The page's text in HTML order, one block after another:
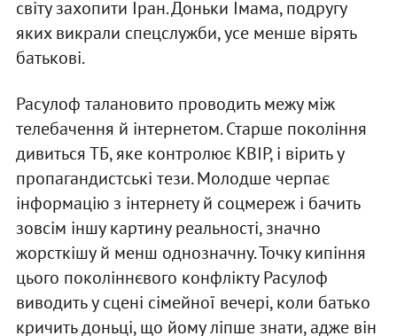
світу захопити Іран. Доньки Імама, подругу
яких викрали спецслужби, усе менше вірять
батькові.
Расулоф талановито проводить межу між
телебачення й інтернетом. Старше покоління
дивиться ТБ, яке контролює КВІР, і вірить у
пропагандистські тези. Молодше черпає
інформацію з інтернету й соцмереж і бачить
зовсім іншу картину реальності, значно
жорсткішу й менш однозначну. Точку кипіння
цього поколіннєвого конфлікту Расулоф
виводить у сцені сімейної вечері, коли батько
кричить доньці, що йому ліпше знати, адже він